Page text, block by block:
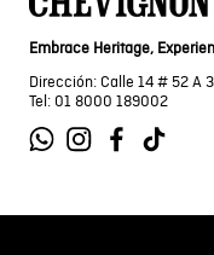
Embrace Heritage,
Dirección: Calle 14 # 52 A
Tel: 01 8000 189002